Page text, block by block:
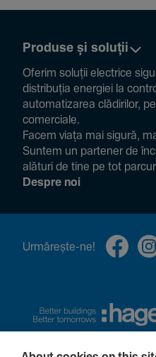
Produse și soluții
Oferim soluții electrice
distribuția energiei la
auto­ma­ti­zarea clădi­rilor,
comer­ciale.
Facem viața mai sigură,
Suntem un partener de
alături de tine pe tot
Despre noi
Urmă­rește-ne!